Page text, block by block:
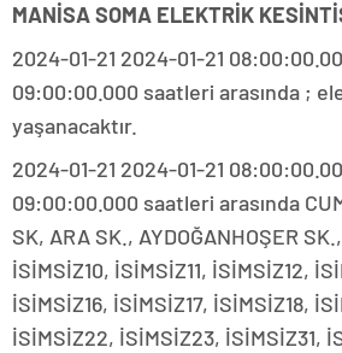
MANİSA SOMA ELEKTRİK
2024-01-21 2024-01-21
09:00:00.000 saatleri arasında ;
yaşanacaktır.
2024-01-21 2024-01-21
09:00:00.000 saatleri arasında
SK, ARA SK., AYDOĞANHOŞER
İSİMSİZ10, İSİMSİZ11, İSİMSİZ12,
İSİMSİZ16, İSİMSİZ17, İSİMSİZ18,
İSİMSİZ22, İSİMSİZ23, İSİMSİZ31,